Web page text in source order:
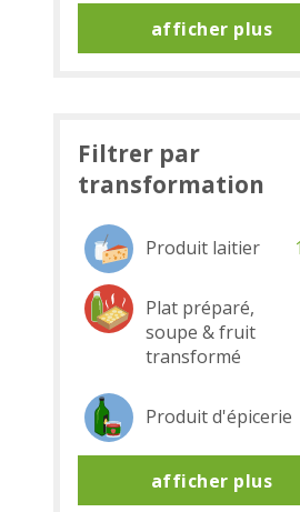
afficher plus
Filtrer par
transformation
Produit laitier
Plat préparé,
soupe & fruit
transformé
Produit d'épicerie
afficher plus